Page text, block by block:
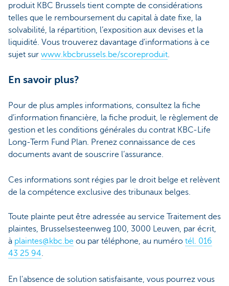
produit KBC Brussels tient compte de considérations
telles que le remboursement du capital à date fixe, la
solvabilité, la répartition, l’exposition aux devises et la
liquidité. Vous trouverez davantage d'informations à ce
sujet sur www.kbcbrussels.be/scoreproduit.
En savoir plus?
Pour de plus amples informations, consultez la fiche
d’information financière, la fiche produit, le règlement de
gestion et les conditions générales du contrat KBC-Life
Long-Term Fund Plan. Prenez connaissance de ces
documents avant de souscrire l’assurance.
Ces informations sont régies par le droit belge et relèvent
de la compétence exclusive des tribunaux belges.
Toute plainte peut être adressée au service Traitement des
plaintes, Brusselsesteenweg 100, 3000 Leuven, par écrit,
à plaintes@kbc.be ou par téléphone, au numéro tél. 016
43 25 94.
En l'absence de solution satisfaisante, vous pourrez vous